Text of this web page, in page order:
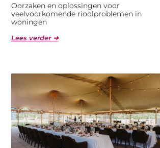
Oorzaken en oplossingen voor
veelvoorkomende rioolproblemen in
woningen
Lees verder ➜